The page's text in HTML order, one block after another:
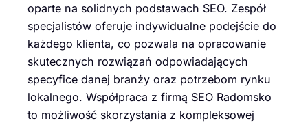
oparte na solidnych podstawach SEO. Zespół
specjalistów oferuje indywidualne podejście do
każdego klienta, co pozwala na opracowanie
skutecznych rozwiązań odpowiadających
specyfice danej branży oraz potrzebom rynku
lokalnego. Współpraca z firmą SEO Radomsko
to możliwość skorzystania z kompleksowej